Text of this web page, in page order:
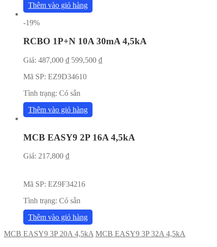
Thêm vào giỏ hàng
-19%
RCBO 1P+N 10A 30mA 4,5kA
Giá: 487,000 ₫ 599,500 ₫
Mã SP: EZ9D34610
Tình trạng: Có sẵn
Thêm vào giỏ hàng
MCB EASY9 2P 16A 4,5kA
Giá: 217,800 ₫
Mã SP: EZ9F34216
Tình trạng: Có sẵn
Thêm vào giỏ hàng
MCB EASY9 3P 20A 4,5kA MCB EASY9 3P 32A 4,5kA